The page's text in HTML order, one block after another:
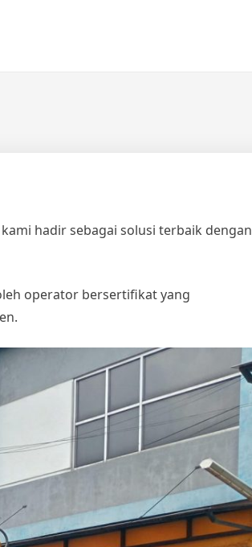
hadir sebagai solusi terbaik dengan
operator bersertifikat yang